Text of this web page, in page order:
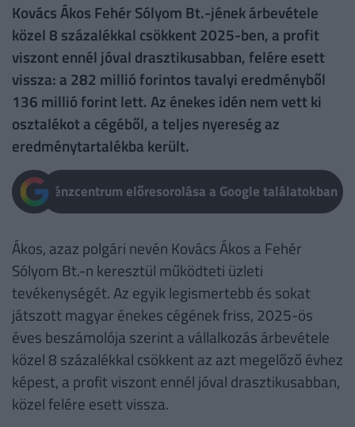
Kovács Ákos Fehér Sólyom Bt.-jének árbevétele
közel 8 százalékkal csökkent 2025-ben, a profit
viszont ennél jóval drasztikusabban, felére esett
vissza: a 282 millió forintos tavalyi eredményből
136 millió forint lett. Az énekes idén nem vett ki
osztalékot a cégéből, a teljes nyereség az
eredménytartalékba került.
Pénzcentrum előresorolása a Google találatokban
Ákos, azaz polgári nevén Kovács Ákos a Fehér
Sólyom Bt.-n keresztül működteti üzleti
tevékenységét. Az egyik legismertebb és sokat
játszott magyar énekes cégének friss, 2025-ös
éves beszámolója szerint a vállalkozás árbevétele
közel 8 százalékkal csökkent az azt megelőző évhez
képest, a profit viszont ennél jóval drasztikusabban,
közel felére esett vissza.